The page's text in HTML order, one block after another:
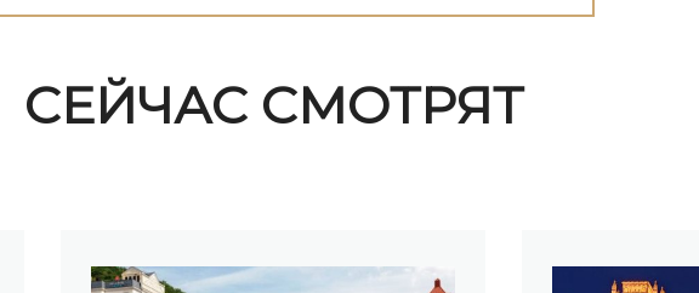
СЕЙЧАС СМОТРЯТ